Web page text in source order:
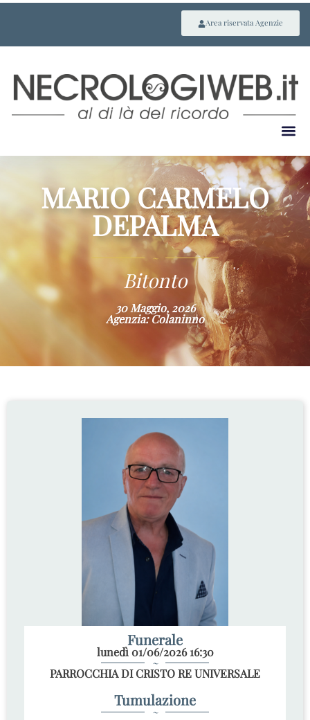
Area riservata Agenzie
MARIO CARMELO
DEPALMA
~
Bitonto
30 Maggio, 2026
Agenzia: Colaninno
Funerale
lunedì 01/06/2026 16:30
~
PARROCCHIA DI CRISTO RE UNIVERSALE
Tumulazione
~